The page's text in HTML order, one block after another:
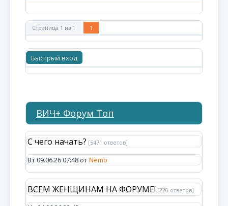
Страница 1 из 1 1
ВИЧ+ Форум Топ
С чего начать? [5471 ответов]
Вт 09.06.26 07:48 отNemo
ВСЕМ ЖЕНЩИНАМ НА ФОРУМЕ! [220 ответов]